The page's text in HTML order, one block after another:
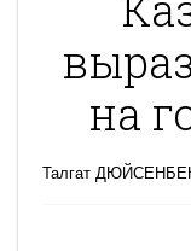
на
Талгат